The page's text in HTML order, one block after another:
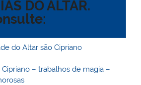
k
m
DO ALTAR.
do Altar são Cipriano
– trabalhos de magia –